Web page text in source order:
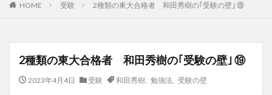
HOME 受験 2種類の東大合格者 和田秀樹の｢受験の壁｣ ⑲
2種類の東大合格者 和田秀樹の｢受験の壁｣ ⑲
2023年4月4日 受験 和田秀樹, 勉強法, 受験の壁